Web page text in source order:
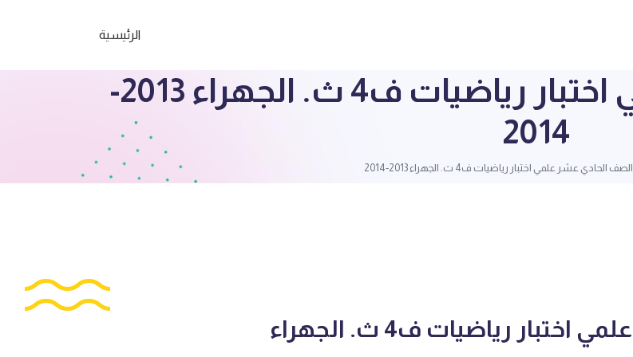
الرئيسية
الصف الحادي عشر علمي اختبار رياضيات ف4 ث. الجهراء 2013-
2014
الصف الحادي عشر علمي اختبار رياضيات ف4 ث. الجهراء 2013-2014
الصف الحادي عشر علمي اختبار رياضيات ف4 ث. الجهراء